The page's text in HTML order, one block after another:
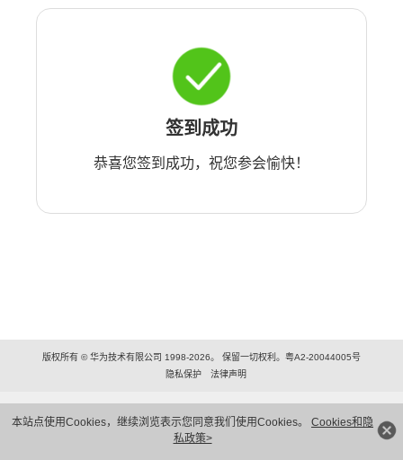
本站点使用Cookies，继续浏览表示您同意我们使用Cookies。 Cookies和隐
私政策>
签到成功
恭喜您签到成功，祝您参会愉快！
版权所有 © 华为技术有限公司 1998-2026。 保留一切权利。粤A2-20044005号
隐私保护
法律声明